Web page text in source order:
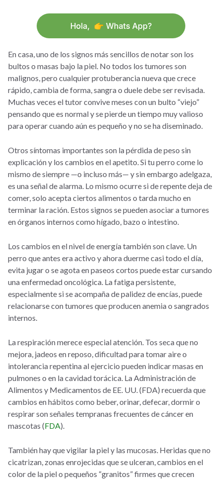
En casa, uno de los signos más sencillos de notar son los
bultos o masas bajo la piel. No todos los tumores son
malignos, pero cualquier protuberancia nueva que crece
rápido, cambia de forma, sangra o duele debe ser revisada.
Muchas veces el tutor convive meses con un bulto “viejo”
pensando que es normal y se pierde un tiempo muy valioso
para operar cuando aún es pequeño y no se ha diseminado.
Otros síntomas importantes son la pérdida de peso sin
explicación y los cambios en el apetito. Si tu perro come lo
mismo de siempre —o incluso más— y sin embargo adelgaza,
es una señal de alarma. Lo mismo ocurre si de repente deja de
comer, solo acepta ciertos alimentos o tarda mucho en
terminar la ración. Estos signos se pueden asociar a tumores
en órganos internos como hígado, bazo o intestino.
Los cambios en el nivel de energía también son clave. Un
perro que antes era activo y ahora duerme casi todo el día,
evita jugar o se agota en paseos cortos puede estar cursando
una enfermedad oncológica. La fatiga persistente,
especialmente si se acompaña de palidez de encías, puede
relacionarse con tumores que producen anemia o sangrados
internos.
La respiración merece especial atención. Tos seca que no
mejora, jadeos en reposo, dificultad para tomar aire o
intolerancia repentina al ejercicio pueden indicar masas en
pulmones o en la cavidad torácica. La Administración de
Alimentos y Medicamentos de EE. UU. (FDA) recuerda que
cambios en hábitos como beber, orinar, defecar, dormir o
respirar son señales tempranas frecuentes de cáncer en
mascotas (FDA).
También hay que vigilar la piel y las mucosas. Heridas que no
cicatrizan, zonas enrojecidas que se ulceran, cambios en el
color de la piel o pequeños “granitos” firmes que crecen